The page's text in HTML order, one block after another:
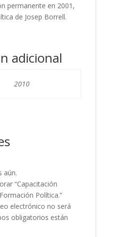
permanente en 2001,
de Josep Borrell.
adicional
2010
aún.
“Capacitación
Política.”
electrónico no será
obligatorios están